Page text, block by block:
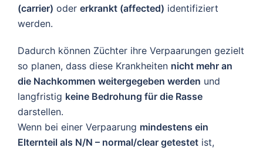
(carrier) oder erkrankt (affected) identifiziert
werden.
Dadurch können Züchter ihre Verpaarungen gezielt
so planen, dass diese Krankheiten nicht mehr an
die Nachkommen weitergegeben werden und
langfristig keine Bedrohung für die Rasse
darstellen.
Wenn bei einer Verpaarung mindestens ein
Elternteil als N/N – normal/clear getestet ist,